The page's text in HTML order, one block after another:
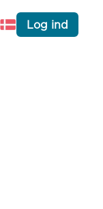
Log ind